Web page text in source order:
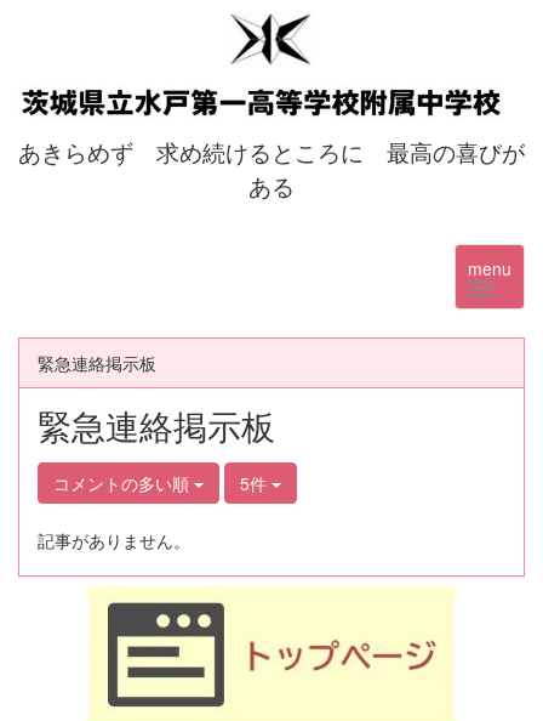
あきらめず 求め続けるところに 最高の喜びが
ある
menu
緊急連絡掲示板
緊急連絡掲示板
コメントの多い順 5件
記事がありません。